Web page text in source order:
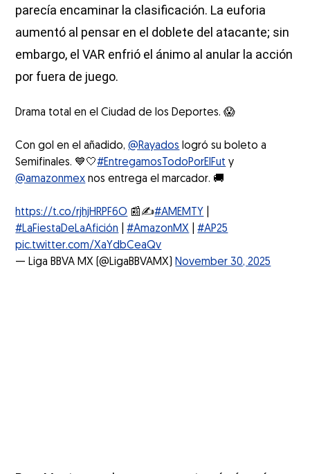
parecía encaminar la clasificación. La euforia
aumentó al pensar en el doblete del atacante; sin
embargo, el VAR enfrió el ánimo al anular la acción
por fuera de juego.
Drama total en el Ciudad de los Deportes. 😱
Con gol en el añadido,@Rayados logró su boleto a
Semifinales. 💙🤍#EntregamosTodoPorElFut y
@amazonmex nos entrega el marcador. 🚚
https://t.co/rjhjHRPF6O 📰✍️#AMEMTY
#LaFiestaDeLaAfición |#AmazonMX |#AP25
pic.twitter.com/XaYdbCeaQv
— Liga BBVA MX (@LigaBBVAMX) November 30, 2025